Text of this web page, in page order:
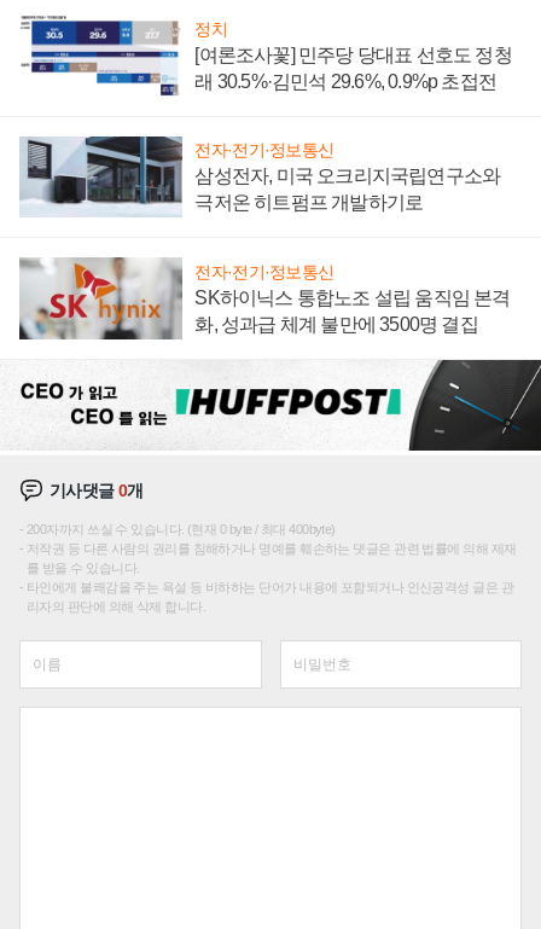
정치
[여론조사꽃] 민주당 당대표 선호도 정청
래 30.5%·김민석 29.6%, 0.9%p 초접전
전자·전기·정보통신
삼성전자, 미국 오크리지국립연구소와
극저온 히트펌프 개발하기로
전자·전기·정보통신
SK하이닉스 통합노조 설립 움직임 본격
화, 성과급 체계 불만에 3500명 결집
기사댓글0개
200자까지 쓰실 수 있습니다. (현재 0 byte / 최대 400byte)
저작권 등 다른 사람의 권리를 침해하거나 명예를 훼손하는 댓글은 관련 법률에 의해 제재
를 받을 수 있습니다.
타인에게 불쾌감을 주는 욕설 등 비하하는 단어가 내용에 포함되거나 인신공격성 글은 관
리자의 판단에 의해 삭제 합니다.